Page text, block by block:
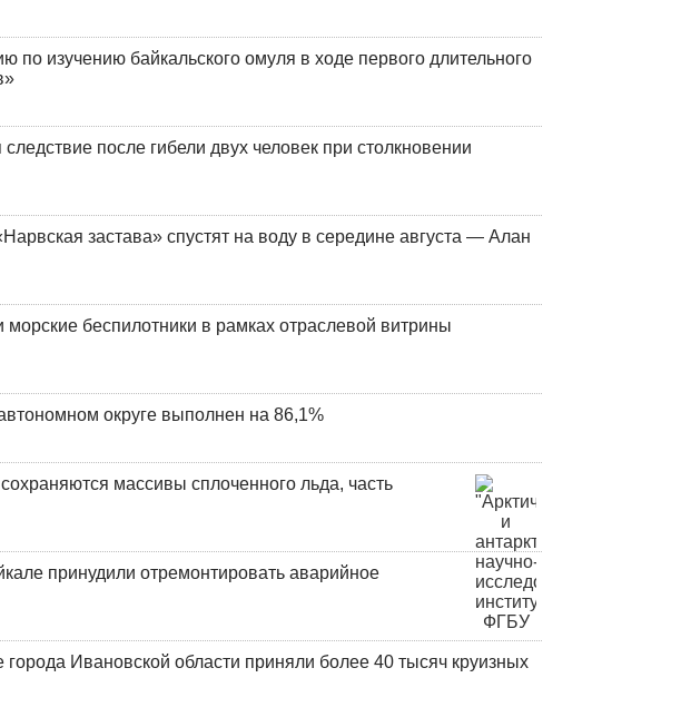
изучению байкальского омуля в ходе первого длительного
после гибели двух человек при столкновении
застава» спустят на воду в середине августа — Алан
морские беспилотники в рамках отраслевой витрины
округе выполнен на 86,1%
массивы сплоченного льда, часть
принудили отремонтировать аварийное
Ивановской области приняли более 40 тысяч круизных